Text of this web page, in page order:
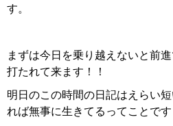
す。
まずは今日を乗り越えないと前
打たれて来ます！！
明日のこの時間の日記はえらい
れば無事に生きてるってことです